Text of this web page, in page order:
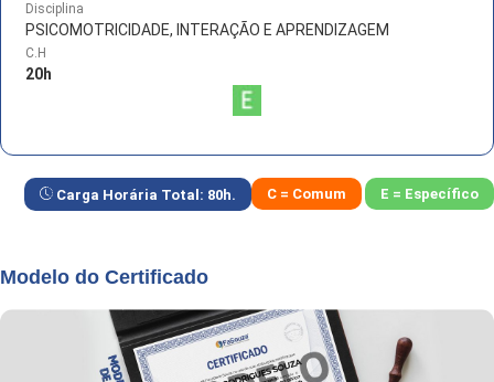
Disciplina
PSICOMOTRICIDADE, INTERAÇÃO E APRENDIZAGEM
C.H
20h
Carga Horária Total: 80h. C = Comum E = Específico
Modelo do Certificado